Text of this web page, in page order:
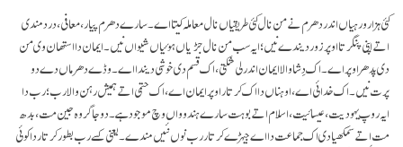
کئی ہزار ورہیاں اندر دھرم نے من نال کئی طریقیاں نال معاملہ کیتا اے۔ سارے دھرم پیار، معافی، درد مندی
اتے اپنی پنگرتا اوپر زور دیندے نیں؛ ایہ سب من نال جڑیاں ہوئیاں شیواں نیں۔ ایمان دا استھان وی من
دی پدھر اوپر اے۔ اک دِشا والا ایمان اندرلی شکتی، اک قسم دی خوشی دیندا اے۔ وڈے دھرماں دے دو
پرت نیں۔ اک خدائی اے، اوہناں دا اک کرتار اوپر ایمان اے، اک حتمی اتے ہمیش رہن والا رب؛ رب دا
ایہ روپ یہودیت، عیسائیت، اسلام اتے بوہت سارے ہندوواں وچ موجود ہے۔ دوجا گروہ جین مت، بدھ
مت اتے سمکھیا دی اک جماعت دا اے جیہڑے کرتار رب نوں نئیں مندے۔ یعنی کسے رب بطور کرتار دا کوئی